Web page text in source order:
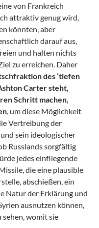
von Frankreich
attraktiv genug wird,
könnten, aber
darauf aus,
und halten nichts
zu erreichen. Daher
des ‘tiefen
Carter steht,
Schritt machen,
, um diese Möglichkeit
Vertreibung der
sein ideologischer
Russlands sorgfältig
jedes einfliegende
die eine plausible
abschießen, ein
Natur der Erklärung und
ausnutzen können,
sehen, womit sie